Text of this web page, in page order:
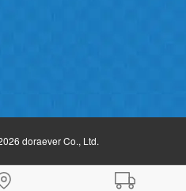
doraever Co., Ltd.